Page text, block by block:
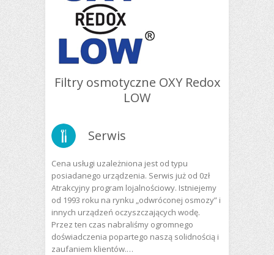
Filtry osmotyczne OXY Redox
LOW
Serwis
Cena usługi uzależniona jest od typu
posiadanego urządzenia. Serwis już od 0zł
Atrakcyjny program lojalnościowy. Istniejemy
od 1993 roku na rynku „odwróconej osmozy” i
innych urządzeń oczyszczających wodę.
Przez ten czas nabraliśmy ogromnego
doświadczenia popartego naszą solidnością i
zaufaniem klientów.…